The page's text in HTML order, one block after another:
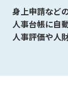
身上申請など
人事台帳に自
人事評価や人